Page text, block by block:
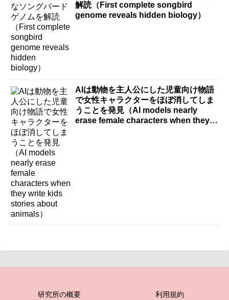
解読（First complete songbird
genome reveals hidden biology）
AIは動物を主人公にした児童向け物語
で女性キャラクターをほぼ消してしま
うことを発見（AI models nearly
erase female characters when they
研究所の概要 利用規約